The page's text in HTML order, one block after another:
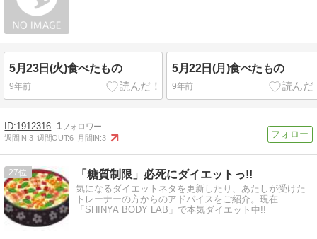
5月23日(火)食べたもの
9年前
5月22日(月)食べたもの
9年前
1912316 1
週間IN:3 週間OUT:6 月間IN:3
27 「糖質制限」必死にダイエットっ!!
気になるダイエットネタを更新したり、あたしが受けた
トレーナーの方からのアドバイスをご紹介。現在
「SHINYA BODY LAB」で本気ダイエット中!!